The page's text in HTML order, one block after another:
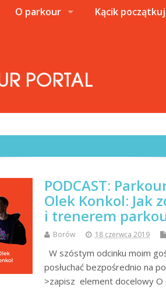
O parkour Kącik
PODCAST:
Olek Konkol: Jak
i trenerem
Borów 18 czerwca 2019
W szóstym odcinku moim
posłuchać bezpośrednio na
>zapisz element docelowy O